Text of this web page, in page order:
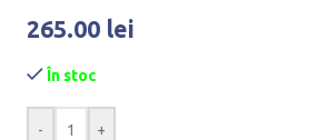
265.00 lei
În stoc
- +